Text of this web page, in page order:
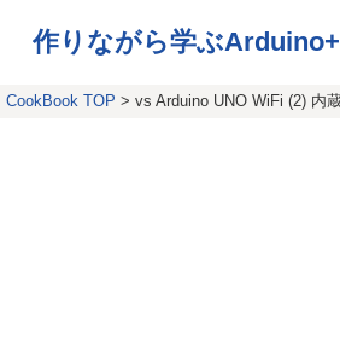
作りながら学ぶ
CookBook TOP > vs Arduino UNO WiFi (2) 内